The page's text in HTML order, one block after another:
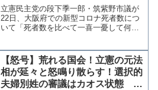
適切投稿
立憲民主党の段下季一郎・筑紫野市議が
22日、大阪府での新型コロナ死者数につ
いて「死者数を比べて一喜一憂して何が
一喜一憂して何が悪いんですか？政治は
結果といつも言うのは維...
【怒号】荒れる国会！立憲の元法
相が延々と怒鳴り散らす！選択的
夫婦別姓の審議はカオス状態 自